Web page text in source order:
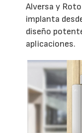
Alversa y
implanta
diseño
aplicaciones.